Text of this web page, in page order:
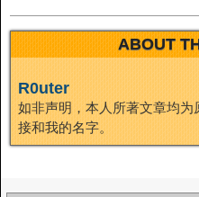
k m
I
n
ABOUT
R0uter
如非声明，本人所著文章均
接和我的名字。